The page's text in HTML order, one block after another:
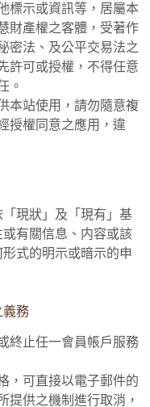
標示或資訊等，居屬本
財產權之客體，受著作
密法、及公平交易法之
許可或授權，不得任意
。
本站使用，請勿隨意複
授權同意之應用，違
現狀」及「現有」基
有關信息、内容或該
式的明示或暗示的申
義務
終止任一會員帳戶服務
，可直接以電子郵件的
提供之機制進行取消，